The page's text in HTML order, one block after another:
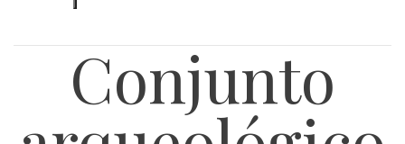
Conjunto